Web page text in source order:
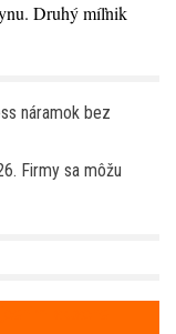
Druhý míľnik
náramok bez
Firmy sa môžu